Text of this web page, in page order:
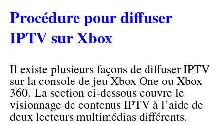
Procédure pour diffuser
IPTV sur Xbox
Il existe plusieurs façons de diffuser IPTV
sur la console de jeu Xbox One ou Xbox
360. La section ci-dessous couvre le
visionnage de contenus IPTV à l’aide de
deux lecteurs multimédias différents.